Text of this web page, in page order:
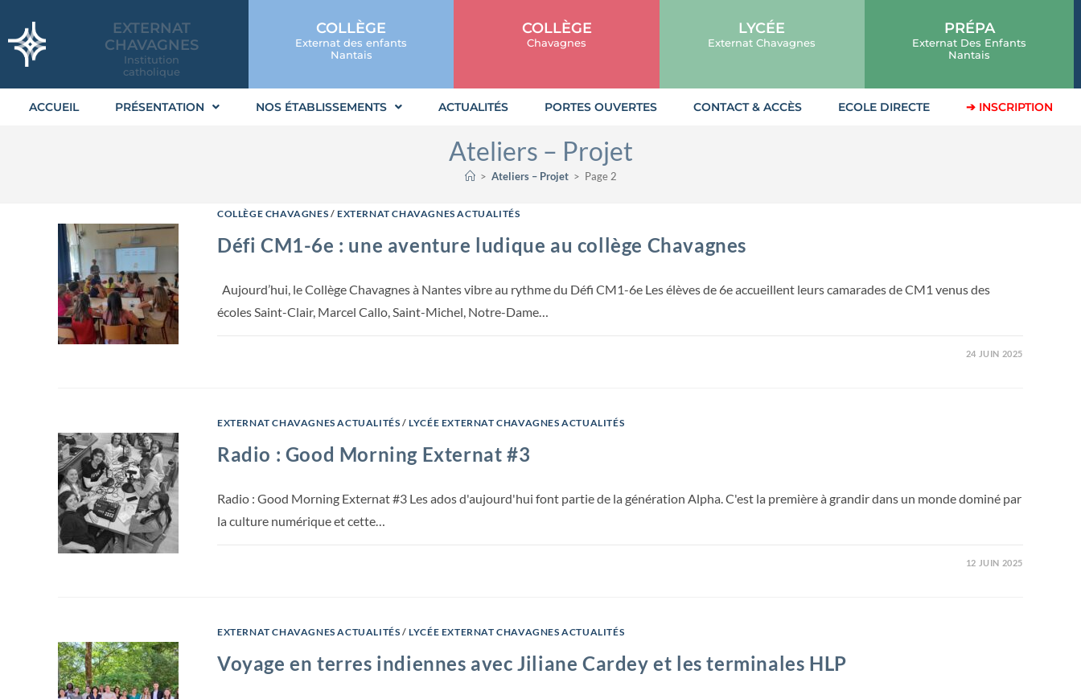
EXTERNAT
CHAVAGNES
Institution
catholique
COLLÈGE
Externat des enfants
Nantais
COLLÈGE
Chavagnes
LYCÉE
Externat Chavagnes
PRÉPA
Externat Des Enfants
Nantais
ACCUEIL PRÉSENTATION NOS ÉTABLISSEMENTS ACTUALITÉS PORTES OUVERTES CONTACT & ACCÈS ECOLE DIRECTE ➔ INSCRIPTION
Ateliers – Projet
> Ateliers – Projet > Page 2
COLLÈGE CHAVAGNES /EXTERNAT CHAVAGNES ACTUALITÉS
Défi CM1-6e : une aventure ludique au collège Chavagnes
Aujourd’hui, le Collège Chavagnes à Nantes vibre au rythme du Défi CM1-6e Les élèves de 6e accueillent leurs camarades de CM1 venus des
écoles Saint-Clair, Marcel Callo, Saint-Michel, Notre-Dame…
24 JUIN 2025
EXTERNAT CHAVAGNES ACTUALITÉS /LYCÉE EXTERNAT CHAVAGNES ACTUALITÉS
Radio : Good Morning Externat #3​
Radio : Good Morning Externat #3 Les ados d'aujourd'hui font partie de la génération Alpha. C'est la première à grandir dans un monde dominé par
la culture numérique et cette…
12 JUIN 2025
EXTERNAT CHAVAGNES ACTUALITÉS /LYCÉE EXTERNAT CHAVAGNES ACTUALITÉS
Voyage en terres indiennes avec Jiliane Cardey et les terminales HLP